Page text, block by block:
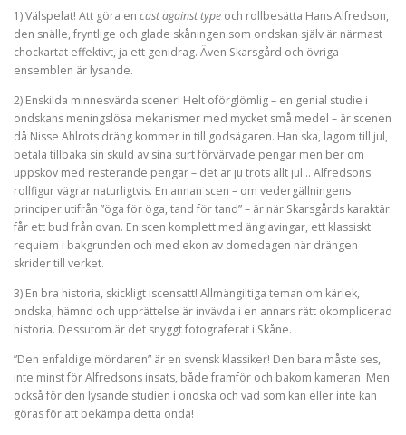
1) Välspelat! Att göra en cast against type och rollbesätta Hans Alfredson,
den snälle, fryntlige och glade skåningen som ondskan själv är närmast
chockartat effektivt, ja ett genidrag. Även Skarsgård och övriga
ensemblen är lysande.
2) Enskilda minnesvärda scener! Helt oförglömlig – en genial studie i
ondskans meningslösa mekanismer med mycket små medel – är scenen
då Nisse Ahlrots dräng kommer in till godsägaren. Han ska, lagom till jul,
betala tillbaka sin skuld av sina surt förvärvade pengar men ber om
uppskov med resterande pengar – det är ju trots allt jul… Alfredsons
rollfigur vägrar naturligtvis. En annan scen – om vedergällningens
principer utifrån ”öga för öga, tand för tand” – är när Skarsgårds karaktär
får ett bud från ovan. En scen komplett med änglavingar, ett klassiskt
requiem i bakgrunden och med ekon av domedagen när drängen
skrider till verket.
3) En bra historia, skickligt iscensatt! Allmängiltiga teman om kärlek,
ondska, hämnd och upprättelse är invävda i en annars rätt okomplicerad
historia. Dessutom är det snyggt fotograferat i Skåne.
”Den enfaldige mördaren” är en svensk klassiker! Den bara måste ses,
inte minst för Alfredsons insats, både framför och bakom kameran. Men
också för den lysande studien i ondska och vad som kan eller inte kan
göras för att bekämpa detta onda!